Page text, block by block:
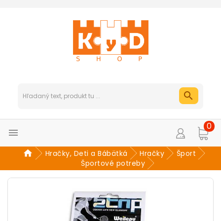

0
Hračky, Deti a Bábätká Hračky
Šport
Športové potreby